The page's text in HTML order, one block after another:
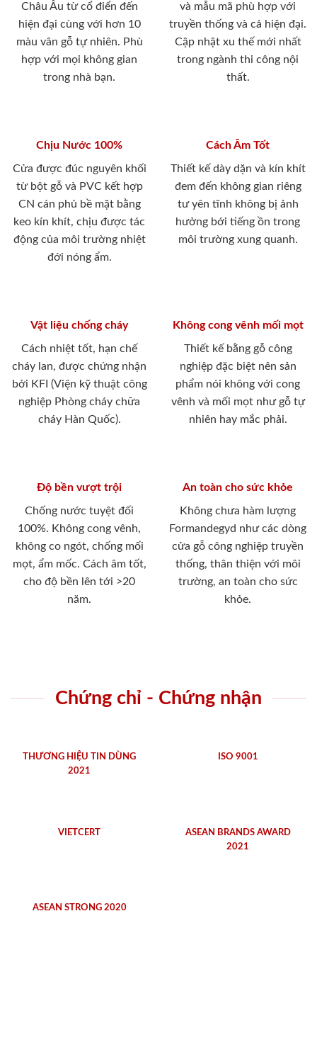
Châu Âu từ cổ điển đến
hiện đại cùng với hơn 10
màu vân gỗ tự nhiên. Phù
hợp với mọi không gian
trong nhà bạn.
và mẫu mã phù hợp với
truyền thống và cả hiện đại.
Cập nhật xu thế mới nhất
trong ngành thi công nội
thất.
Chịu Nước 100%
Cửa được đúc nguyên khối
từ bột gỗ và PVC kết hợp
CN cán phủ bề mặt bằng
keo kín khít, chịu được tác
động của môi trường nhiệt
đới nóng ẩm.
Cách Âm Tốt
Thiết kế dày dặn và kín khít
đem đến không gian riêng
tư yên tĩnh không bị ảnh
hưởng bới tiếng ồn trong
môi trường xung quanh.
Vật liệu chống cháy
Cách nhiệt tốt, hạn chế
cháy lan, được chứng nhận
bởi KFI (Viện kỹ thuật công
nghiệp Phòng cháy chữa
cháy Hàn Quốc).
Không cong vênh mối mọt
Thiết kế bằng gỗ công
nghiệp đặc biệt nên sản
phẩm nói không với cong
vênh và mối mọt như gỗ tự
nhiên hay mắc phải.
Độ bền vượt trội
Chống nước tuyệt đối
100%. Không cong vênh,
không co ngót, chống mối
mọt, ẩm mốc. Cách âm tốt,
cho độ bền lên tới >20
năm.
An toàn cho sức khỏe
Không chưa hàm lượng
Formandegyd như các dòng
cửa gỗ công nghiệp truyền
thống, thân thiện với môi
trường, an toàn cho sức
khỏe.
Chứng chỉ - Chứng nhận
THƯƠNG HIỆU TIN DÙNG
2021
ISO 9001
VIETCERT
ASEAN BRANDS AWARD
2021
ASEAN STRONG 2020